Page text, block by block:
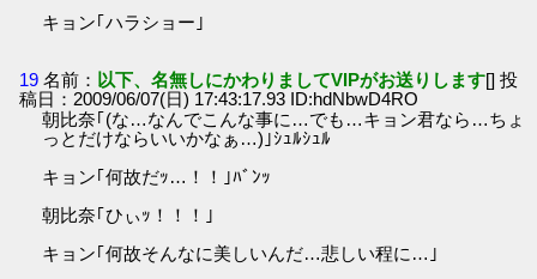
キョン｢ハラショー｣
19 名前： 以下、名無しにかわりましてVIPがお送りします[] 投
稿日：2009/06/07(日) 17:43:17.93 ID:hdNbwD4RO
朝比奈｢(な…なんでこんな事に…でも…キョン君なら…ちょ
っとだけならいいかなぁ…)｣ｼｭﾙｼｭﾙ
キョン｢何故だｯ…！！｣ﾊﾞﾝｯ
朝比奈｢ひぃｯ！！！｣
キョン｢何故そんなに美しいんだ…悲しい程に…｣